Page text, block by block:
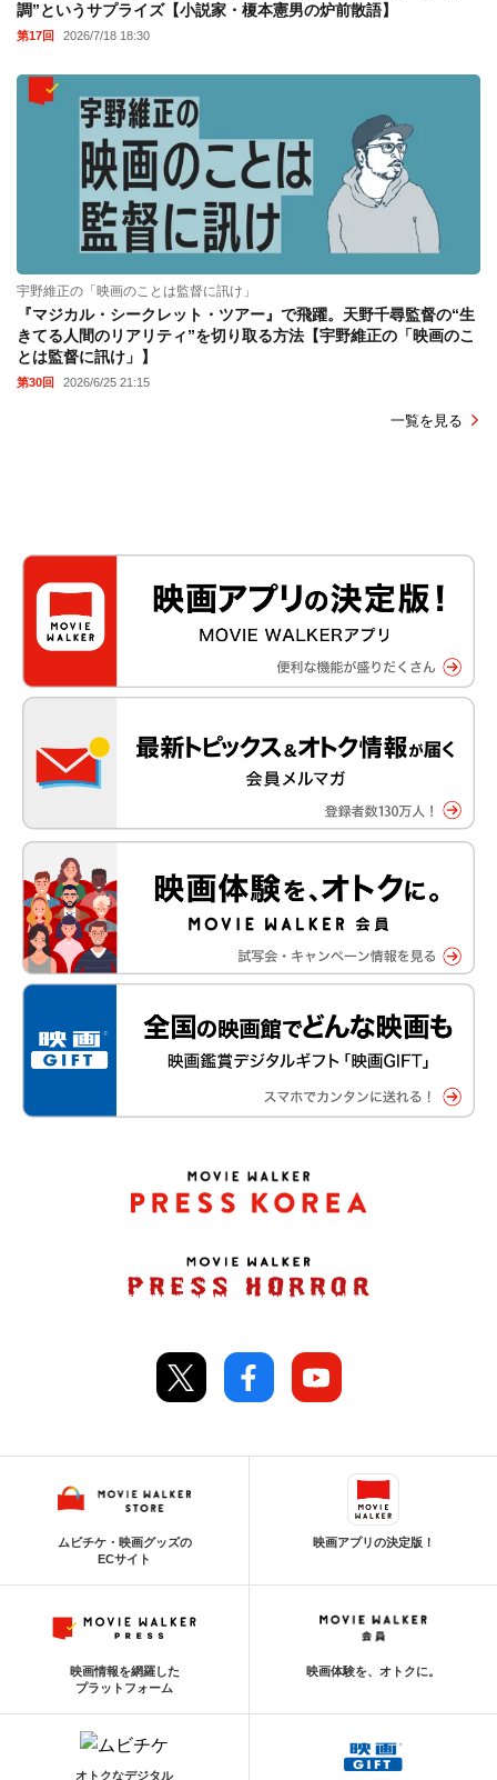
調”というサプライズ【小説家・榎本憲男の炉前散語】
第17回 2026/7/18 18:30
宇野維正の「映画のことは監督に訊け」
『マジカル・シークレット・ツアー』で飛躍。天野千尋監督の“生
きてる人間のリアリティ”を切り取る方法【宇野維正の「映画のこ
とは監督に訊け」】
第30回 2026/6/25 21:15
一覧を見る
ムビチケ・映画グッズの
ECサイト
映画アプリの決定版！
映画情報を網羅した
プラットフォーム
映画体験を、オトクに。
オトクなデジタル